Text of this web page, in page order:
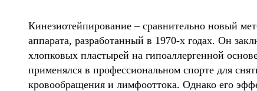
Кинезиотейпирование – сравнительно новый
аппарата, разработанный в 1970-х годах. Он
хлопковых пластырей на гипоаллергенной
применялся в профессиональном спорте для
кровообращения и лимфооттока. Однако его